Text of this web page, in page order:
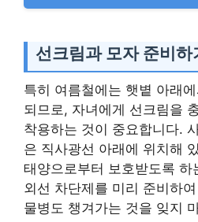
선크림과 모자 준비하
특히 여름철에는 햇볕 아래
되므로, 자녀에게 선크림을
착용하는 것이 중요합니다.
은 직사광선 아래에 위치해
태양으로부터 보호받도록
외선 차단제를 미리 준비하
물병도 챙겨가는 것을 잊지